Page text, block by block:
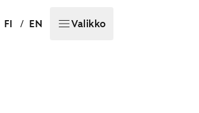
FI / EN Valikko